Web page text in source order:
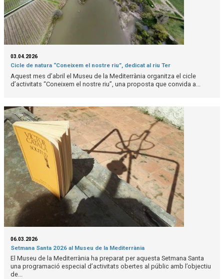
03.04.2026
Cicle de natura “Coneixem el nostre riu”, dedicat al riu Ter
Aquest mes d’abril el Museu de la Mediterrània organitza el cicle
d’activitats “Coneixem el nostre riu”, una proposta que convida a...
06.03.2026
Setmana Santa 2026 al Museu de la Mediterrània
El Museu de la Mediterrània ha preparat per aquesta Setmana Santa
una programació especial d’activitats obertes al públic amb l’objectiu
de...